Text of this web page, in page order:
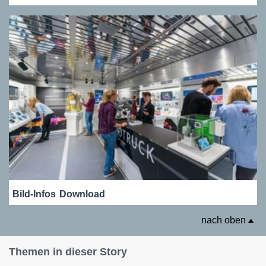
Bild-Infos Download
nach oben
Themen in dieser Story